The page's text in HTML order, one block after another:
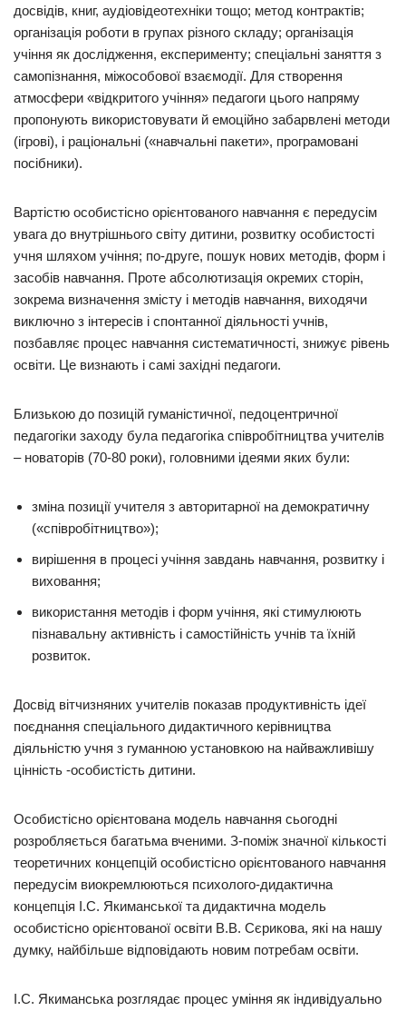
досвідів, книг, аудіовідеотехніки тощо; метод контрактів;
організація роботи в групах різного складу; організація
учіння як дослідження, експерименту; спеціальні заняття з
самопізнання, міжособової взаємодії. Для створення
атмосфери «відкритого учіння» педагоги цього напряму
пропонують використовувати й емоційно забарвлені методи
(ігрові), і раціональні («навчальні пакети», програмовані
посібники).
Вартістю особистісно орієнтованого навчання є передусім
увага до внутрішнього світу дитини, розвитку особистості
учня шляхом учіння; по-друге, пошук нових методів, форм і
засобів навчання. Проте абсолютизація окремих сторін,
зокрема визначення змісту і методів навчання, виходячи
виключно з інтересів і спонтанної діяльності учнів,
позбавляє процес навчання систематичності, знижує рівень
освіти. Це визнають і самі західні педагоги.
Близькою до позицій гуманістичної, педоцентричної
педагогіки заходу була педагогіка співробітництва учителів
– новаторів (70-80 роки), головними ідеями яких були:
зміна позиції учителя з авторитарної на демократичну
(«співробітництво»);
вирішення в процесі учіння завдань навчання, розвитку і
виховання;
використання методів і форм учіння, які стимулюють
пізнавальну активність і самостійність учнів та їхній
розвиток.
Досвід вітчизняних учителів показав продуктивність ідеї
поєднання спеціального дидактичного керівництва
діяльністю учня з гуманною установкою на найважливішу
цінність -особистість дитини.
Особистісно орієнтована модель навчання сьогодні
розробляється багатьма вченими. З-поміж значної кількості
теоретичних концепцій особистісно орієнтованого навчання
передусім виокремлюються психолого-дидактична
концепція І.С. Якиманської та дидактична модель
особистісно орієнтованої освіти В.В. Сєрикова, які на нашу
думку, найбільше відповідають новим потребам освіти.
І.С. Якиманська розглядає процес уміння як індивідуально